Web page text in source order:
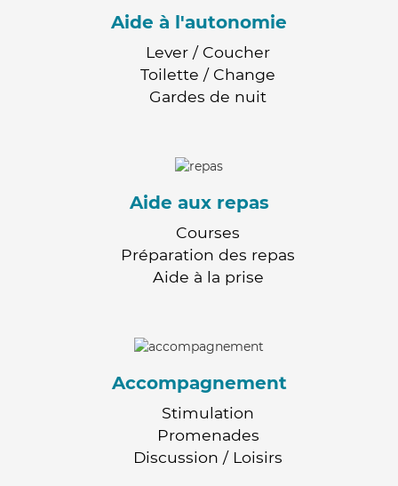
Aide à l'autonomie
Lever / Coucher
Toilette / Change
Gardes de nuit
Aide aux repas
Courses
Préparation des repas
Aide à la prise
Accompagnement
Stimulation
Promenades
Discussion / Loisirs